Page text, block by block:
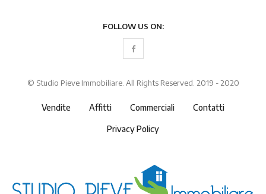
FOLLOW US ON:
© Studio Pieve Immobiliare. All Rights Reserved. 2019 - 2020
Vendite Affitti Commerciali Contatti
Privacy Policy